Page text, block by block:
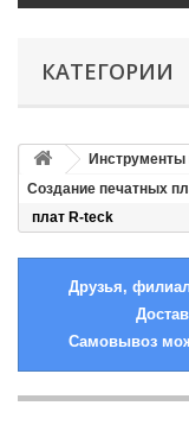
КАТЕГОРИИ
Создание печатных
плат R-teck
Друзья,
Самовывоз